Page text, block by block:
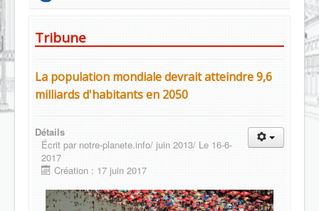
Tribune
La population mondiale devrait atteindre 9,6
milliards d'habitants en 2050
Détails
Écrit par notre-planete.info/ juin 2013/ Le 16-6-
2017
Création : 17 juin 2017